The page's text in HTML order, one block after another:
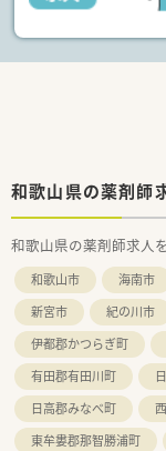
10年以上勤
■全店舗、車
宅に関して
＜こんな方に
■クリニッ
り向き合いた
■大手調剤グ
■気心知れた
和歌山県の薬剤師
和歌山県の薬剤師求人
和歌山市 海南市
新宮市
紀の川市
伊都郡かつらぎ町
有田郡有田川町
日高郡みなべ町
東牟婁郡那智勝浦町